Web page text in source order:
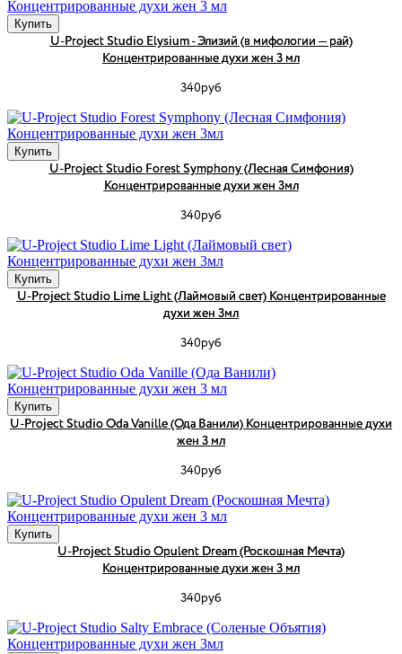
Купить
U-Project Studio Elysium - Элизий (в мифологии — рай)
Концентрированные духи жен 3 мл
340руб
Купить
U-Project Studio Forest Symphony (Лесная Симфония)
Концентрированные духи жен 3мл
340руб
Купить
U-Project Studio Lime Light (Лаймовый свет) Концентрированные
духи жен 3мл
340руб
Купить
U-Project Studio Oda Vanille (Ода Ванили) Концентрированные духи
жен 3 мл
340руб
Купить
U-Project Studio Opulent Dream (Роскошная Мечта)
Концентрированные духи жен 3 мл
340руб